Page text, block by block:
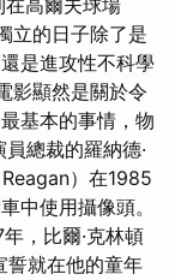
在高爾夫球場
立的日子除了是
是進攻性不科學
影顯然是關於令
基本的事情，物
總裁的羅納德·
Reagan）在1985
中使用攝像頭。
，比爾·克林頓
就在他的童年